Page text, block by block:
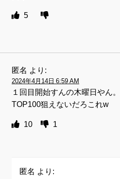
5
匿名 より:
2024年4月14日 6:59 AM
１回目開始すんの木曜日やん
TOP100狙えないだろこれw
10 1
匿名 より: